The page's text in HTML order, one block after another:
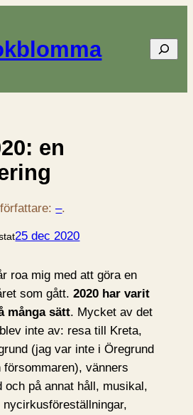
Sök
en
författare:–.
25 dec 2020
roa mig med att göra en
som gått. 2020 har varit
många sätt. Mycket av det
inte av: resa till Kreta,
(jag var inte i Öregrund
försommaren), vänners
och på annat håll, musikal,